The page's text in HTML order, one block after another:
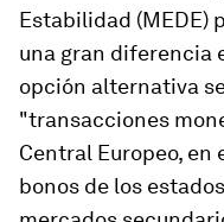
Estabilidad (MEDE)
una gran diferencia
opción alternativa
"transacciones
Central Europeo, en
bonos de los